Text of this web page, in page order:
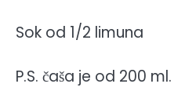
Sok od 1/2 limuna
P.S. čaša je od 200 ml.